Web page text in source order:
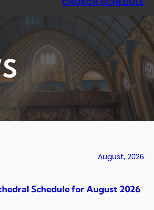
August, 2026
Schedule for August 2026